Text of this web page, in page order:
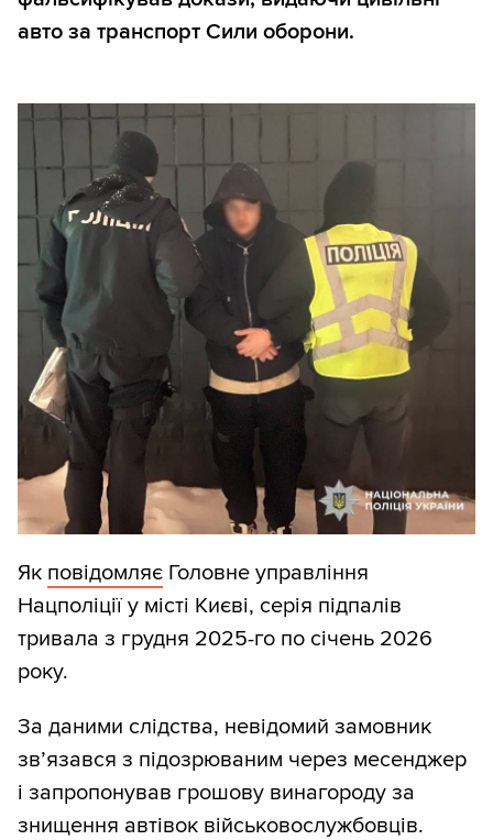
авто за транспорт Сили оборони.
Як повідомляє Головне управління
Нацполіції у місті Києві, серія підпалів
тривала з грудня 2025-го по січень 2026
року.
За даними слідства, невідомий замовник
зв’язався з підозрюваним через месенджер
і запропонував грошову винагороду за
знищення автівок військовослужбовців.